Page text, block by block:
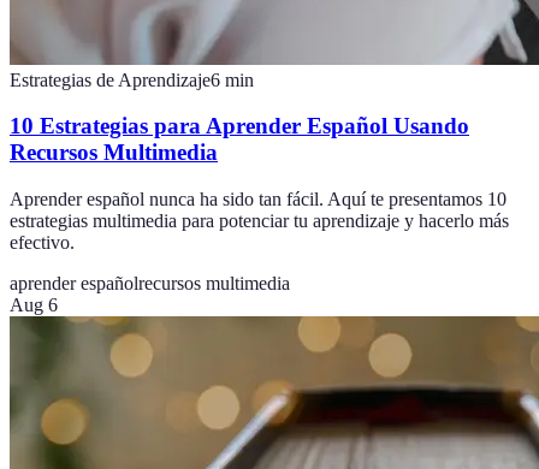
Estrategias de Aprendizaje6 min
10 Estrategias para Aprender Español Usando
Recursos Multimedia
Aprender español nunca ha sido tan fácil. Aquí te presentamos 10
estrategias multimedia para potenciar tu aprendizaje y hacerlo más
efectivo.
aprender españolrecursos multimedia
Aug 6